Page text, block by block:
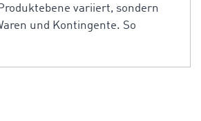
variiert, sondern
und Kontingente. So